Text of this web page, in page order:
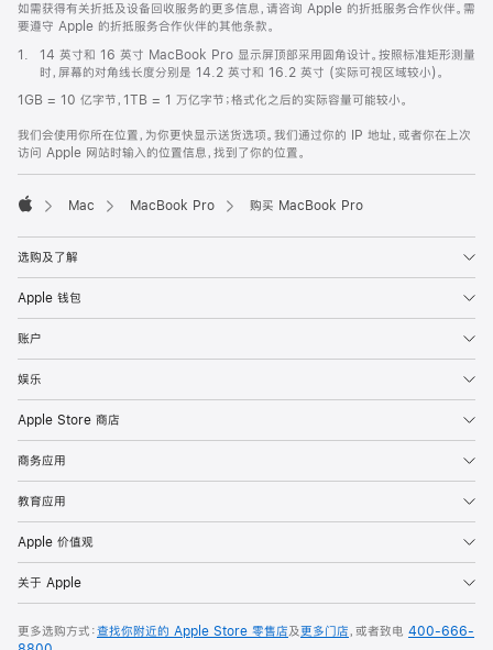
如需获得有关折抵及设备回收服务的更多信息，请咨询 Apple 的折抵服务合作伙伴。需
要遵守 Apple 的折抵服务合作伙伴的其他条款。
脚
1.
14 英寸和 16 英寸 MacBook Pro 显示屏顶部采用圆角设计。按照标准矩形测量
时，屏幕的对角线长度分别是 14.2 英寸和 16.2 英寸 (实际可视区域较小)。
1GB = 10 亿字节，1TB = 1 万亿字节；格式化之后的实际容量可能较小。
我们会使用你所在位置，为你更快显示送货选项。我们通过你的 IP 地址，或者你在上次
访问 Apple 网站时输入的位置信息，找到了你的位置。
Mac MacBook Pro 购买 MacBook Pro
选购及了解
Apple 钱包
账户
娱乐
Apple Store 商店
商务应用
教育应用
Apple 价值观
关于 Apple
更多选购方式：查找你附近的 Apple Store 零售店及更多门店，或者致电 400-666-